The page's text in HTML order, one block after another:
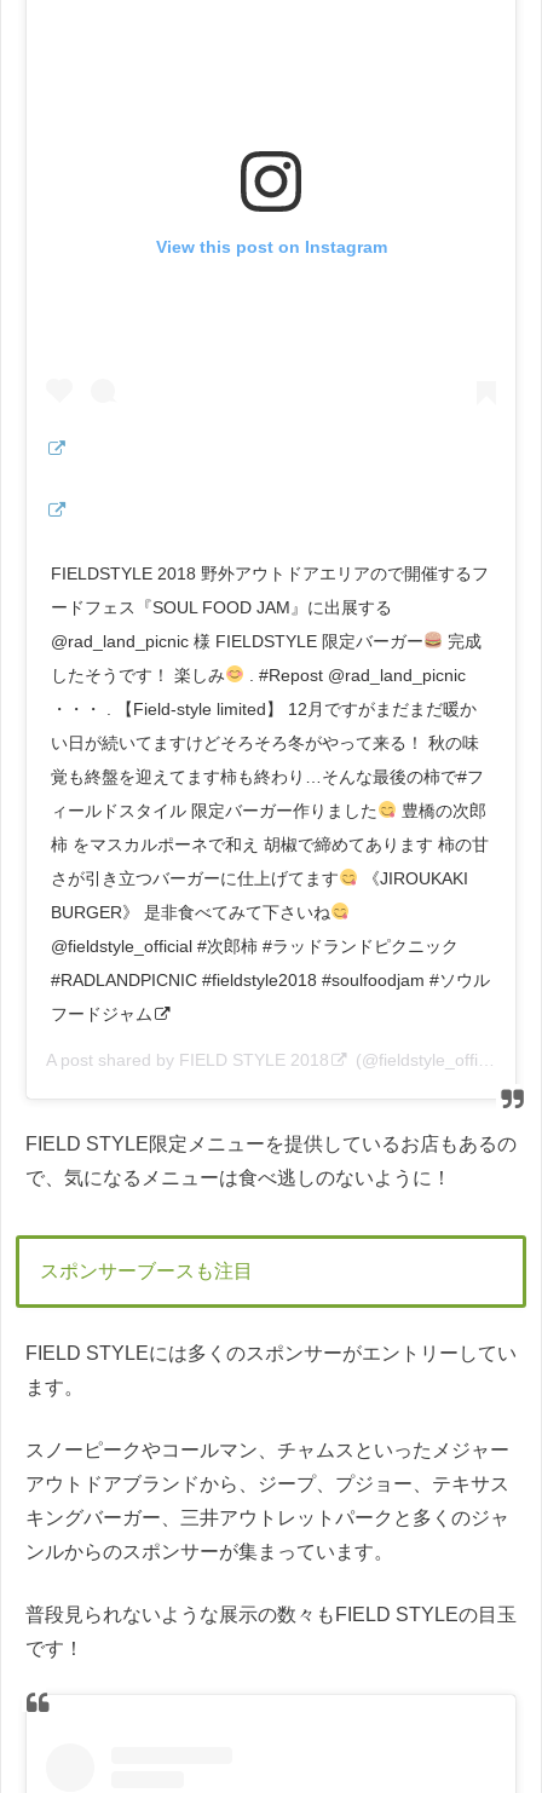
View this post on Instagram
FIELDSTYLE 2018 野外アウトドアエリアので開催するフ
ードフェス『SOUL FOOD JAM』に出展する
@rad_land_picnic 様 FIELDSTYLE 限定バーガー
完成
したそうです！ 楽しみ
. #Repost @rad_land_picnic
・・・ . 【Field-style limited】 12月ですがまだまだ暖か
い日が続いてますけどそろそろ冬がやって来る！ 秋の味
覚も終盤を迎えてます柿も終わり…そんな最後の柿で#フ
ィールドスタイル 限定バーガー作りました
豊橋の次郎
柿 をマスカルポーネで和え 胡椒で締めてあります 柿の甘
さが引き立つバーガーに仕上げてます
《JIROUKAKI
BURGER》 是非食べてみて下さいね
@fieldstyle_official #次郎柿 #ラッドランドピクニック
#RADLANDPICNIC #fieldstyle2018 #soulfoodjam #ソウル
フードジャム
A post shared by FIELD STYLE 2018 (@fieldstyle_official) on
FIELD STYLE限定メニューを提供しているお店もあるの
で、気になるメニューは食べ逃しのないように！
スポンサーブースも注目
FIELD STYLEには多くのスポンサーがエントリーしてい
ます。
スノーピークやコールマン、チャムスといったメジャー
アウトドアブランドから、ジープ、プジョー、テキサス
キングバーガー、三井アウトレットパークと多くのジャ
ンルからのスポンサーが集まっています。
普段見られないような展示の数々もFIELD STYLEの目玉
です！